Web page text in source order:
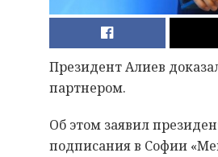
Президент Алиев
партнером.
Об этом заявил
подписания в Софии